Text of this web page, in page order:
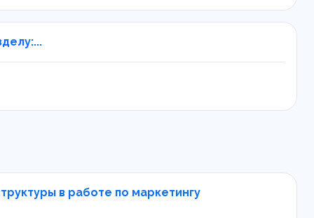
в работе по маркетингу